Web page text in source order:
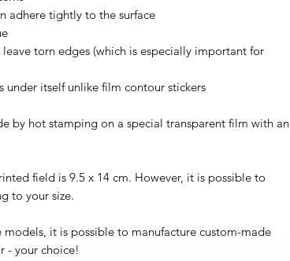
adhere tightly to the surface
torn edges (which is especially important for
under itself unlike film contour stickers
by hot stamping on a special transparent film with an
field is 9.5 x 14 cm. However, it is possible to
to your size.
it is possible to manufacture custom-made
- your choice!